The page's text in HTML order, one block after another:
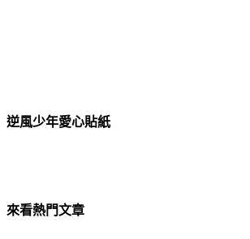
逆風少年愛心貼紙
來看熱門文章